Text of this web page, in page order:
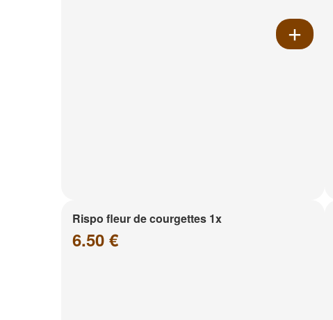
Rispo fleur de courgettes 1x
6.50 €